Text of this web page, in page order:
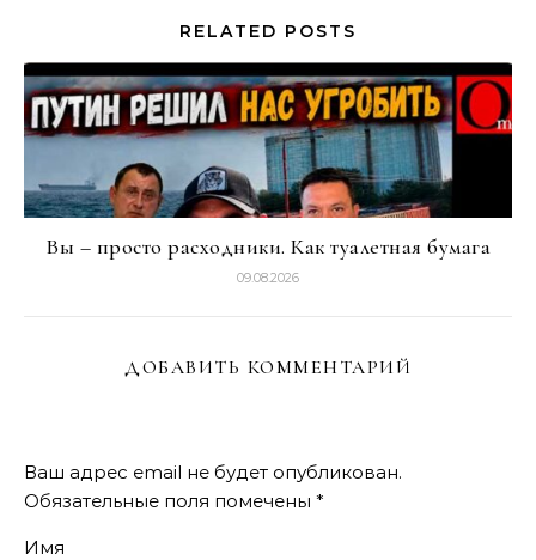
RELATED POSTS
Вы – просто расходники. Как туалетная бумага
09.08.2026
ДОБАВИТЬ КОММЕНТАРИЙ
Ваш адрес email не будет опубликован.
Обязательные поля помечены *
Имя